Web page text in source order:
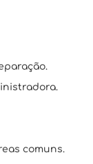
comuns.